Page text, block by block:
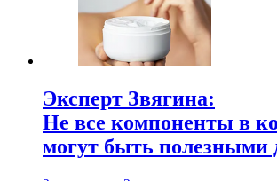
Эксперт Звягина:
Не все компоненты в
могут быть полезными